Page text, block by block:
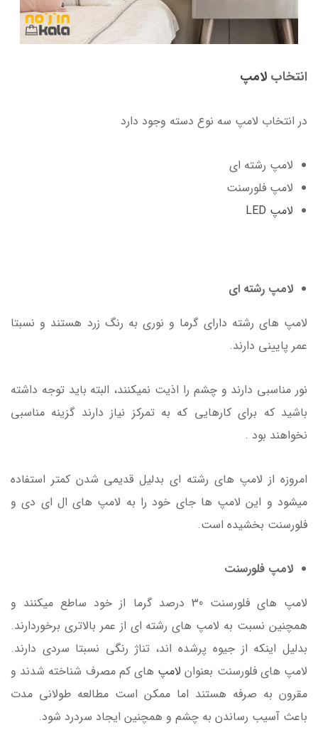
انتخاب لامپ
در انتخاب لامپ سه نوع دسته وجود دارد
لامپ رشته ای
لامپ فلورسنت
لامپ LED
لامپ رشته ای
لامپ های رشته دارای گرما و نوری به رنگ زرد هستند و نسبتا
عمر پایینی دارند.
نور مناسبی دارند و چشم را اذیت نمیکنند، البته باید توجه داشته
باشید که برای کارهایی که به تمرکز نیاز دارند گزینه مناسبی
نخواهند بود .
امروزه از لامپ های رشته ای بدلیل قدیمی شدن کمتر استفاده
میشود و این لامپ ها جای خود را به لامپ های ال ای دی و
فلورسنت بخشیده است.
لامپ فلورسنت
لامپ های فلورسنت 30 درصد گرما از خود ساطع میکنند و
همچنین نسبت به لامپ های رشته ای از عمر بالاتری برخوردارند.
بدلیل اینکه از جیوه پرشده اند، تناژ رنگی نسبتا سردی دارند.
لامپ های فلورسنت بعنوانلامپ های کم مصرف شناخته شدند و
مقرون به صرفه هستند اما ممکن است مطالعه طولانی مدت
باعث آسیب رساندن به چشم و همچنین ایجاد سردرد شود.